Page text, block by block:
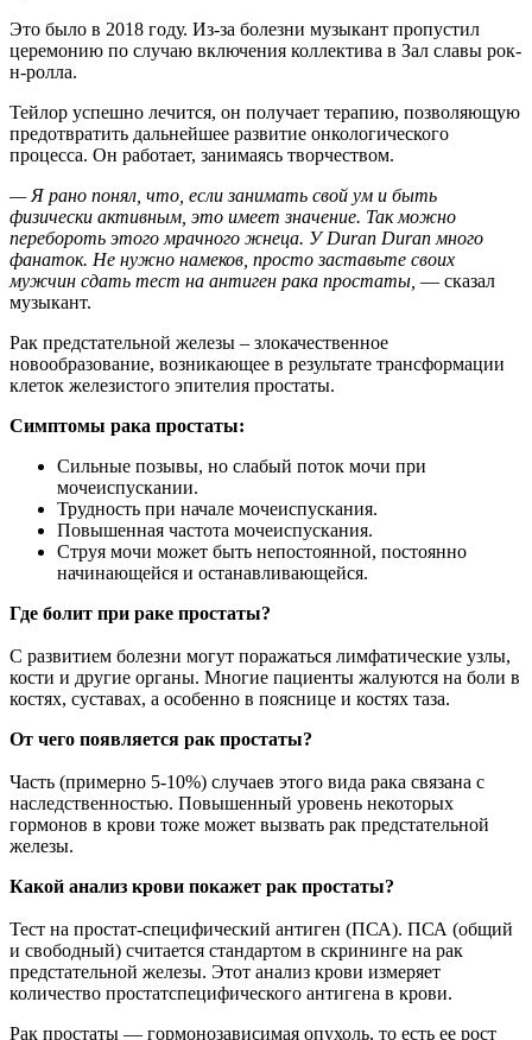
Это было в 2018 году. Из-за болезни музыкант пропустил
церемонию по случаю включения коллектива в Зал славы рок-
н-ролла.
Тейлор успешно лечится, он получает терапию, позволяющую
предотвратить дальнейшее развитие онкологического
процесса. Он работает, занимаясь творчеством.
— Я рано понял, что, если занимать свой ум и быть
физически активным, это имеет значение. Так можно
перебороть этого мрачного жнеца. У Duran Duran много
фанаток. Не нужно намеков, просто заставьте своих
мужчин сдать тест на антиген рака простаты, — сказал
музыкант.
Рак предстательной железы – злокачественное
новообразование, возникающее в результате трансформации
клеток железистого эпителия простаты.
Симптомы рака простаты:
Сильные позывы, но слабый поток мочи при
мочеиспускании.
Трудность при начале мочеиспускания.
Повышенная частота мочеиспускания.
Струя мочи может быть непостоянной, постоянно
начинающейся и останавливающейся.
Где болит при раке простаты?
С развитием болезни могут поражаться лимфатические узлы,
кости и другие органы. Многие пациенты жалуются на боли в
костях, суставах, а особенно в пояснице и костях таза.
От чего появляется рак простаты?
Часть (примерно 5-10%) случаев этого вида рака связана с
наследственностью. Повышенный уровень некоторых
гормонов в крови тоже может вызвать рак предстательной
железы.
Какой анализ крови покажет рак простаты?
Тест на простат-специфический антиген (ПСА). ПСА (общий
и свободный) считается стандартом в скрининге на рак
предстательной железы. Этот анализ крови измеряет
количество простатспецифического антигена в крови.
Рак простаты — гормонозависимая опухоль, то есть ее рост